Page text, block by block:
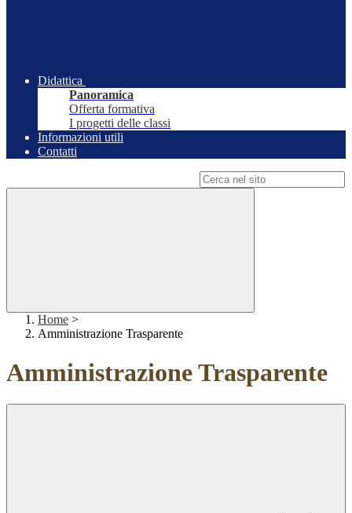
Didattica
Panoramica
Offerta formativa
I progetti delle classi
Informazioni utili
Contatti
Home >
Amministrazione Trasparente
Amministrazione Trasparente